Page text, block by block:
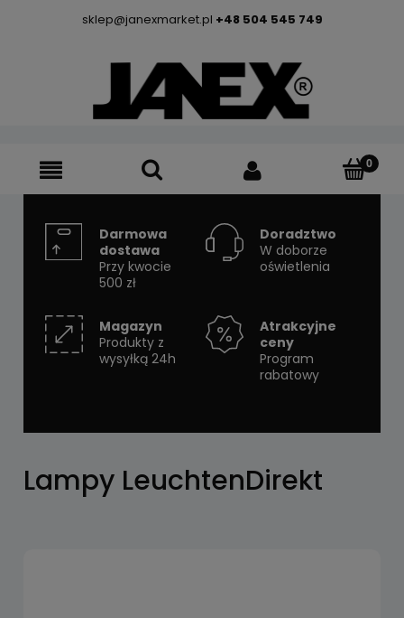
sklep@janexmarket.pl +48 504 545 749
Darmowa
dostawa
Przy kwocie
500 zł
Doradztwo
W doborze
oświetlenia
Magazyn
Produkty z
wysyłką 24h
Atrakcyjne
ceny
Program
rabatowy
Lampy LeuchtenDirekt